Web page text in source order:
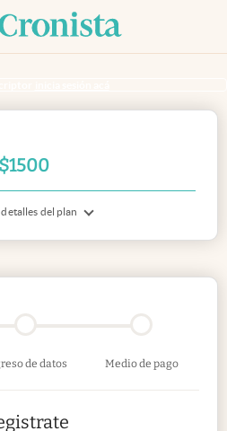
$1500
del plan
de datos Medio de pago